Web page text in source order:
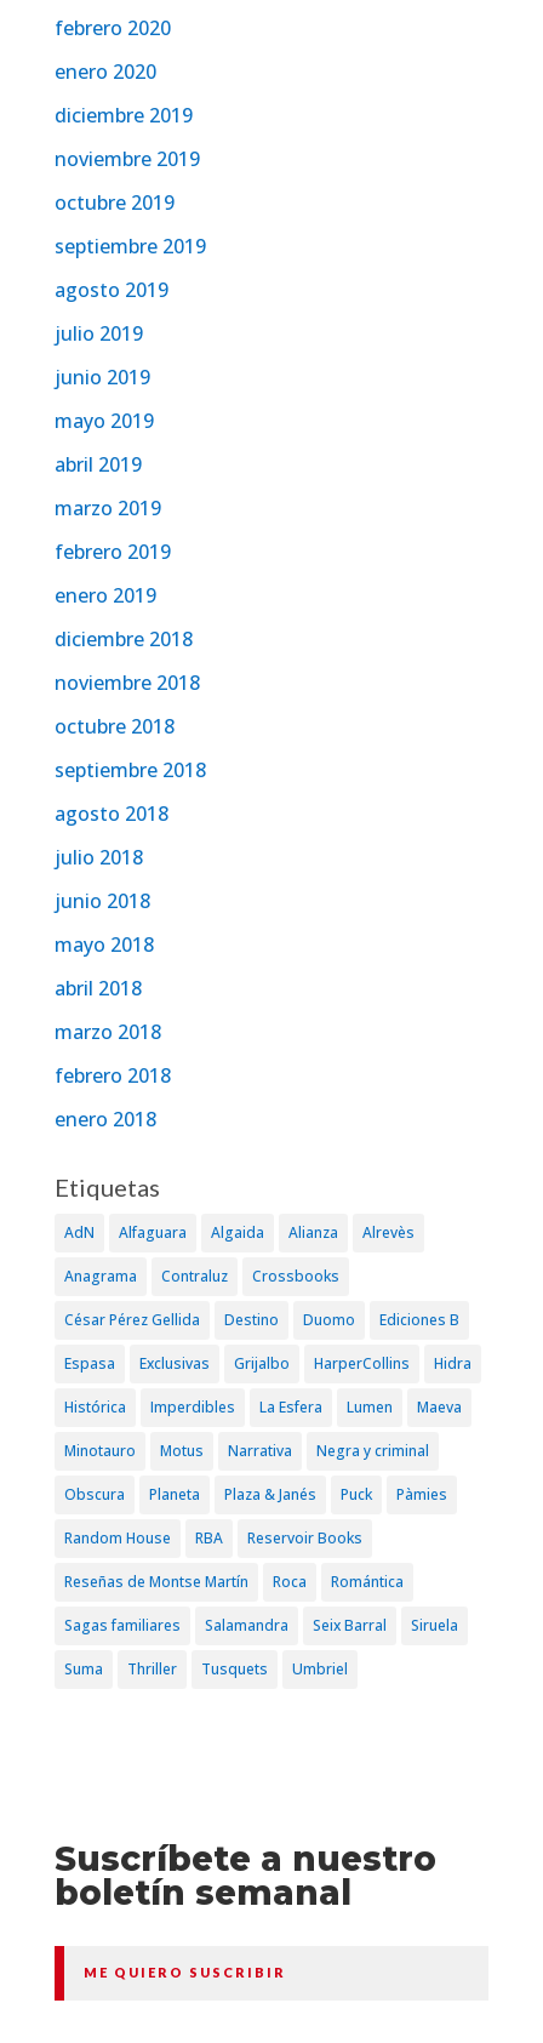
febrero 2020
enero 2020
diciembre 2019
noviembre 2019
octubre 2019
septiembre 2019
agosto 2019
julio 2019
junio 2019
mayo 2019
abril 2019
marzo 2019
febrero 2019
enero 2019
diciembre 2018
noviembre 2018
octubre 2018
septiembre 2018
agosto 2018
julio 2018
junio 2018
mayo 2018
abril 2018
marzo 2018
febrero 2018
enero 2018
Etiquetas
AdN Alfaguara Algaida Alianza Alrevès
Anagrama Contraluz Crossbooks
César Pérez Gellida Destino Duomo Ediciones B
Espasa Exclusivas Grijalbo HarperCollins Hidra
Histórica Imperdibles La Esfera Lumen Maeva
Minotauro Motus Narrativa Negra y criminal
Obscura Planeta Plaza & Janés Puck Pàmies
Random House RBA Reservoir Books
Reseñas de Montse Martín Roca Romántica
Sagas familiares Salamandra Seix Barral Siruela
Suma Thriller Tusquets Umbriel
Suscríbete a nuestro
boletín semanal
ME QUIERO SUSCRIBIR